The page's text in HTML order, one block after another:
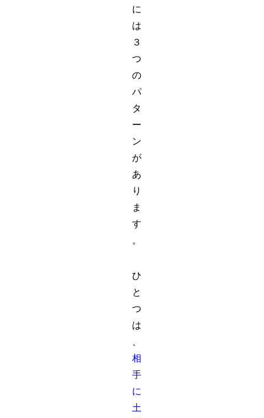
に
は
３
つ
の
パ
タ
ー
ン
が
あ
り
ま
す
。
ひ
と
つ
は
相
手
に
土